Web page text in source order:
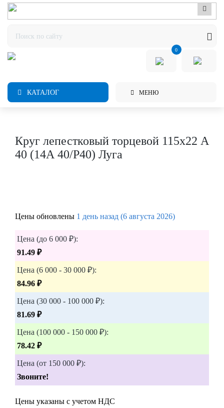
0
КАТАЛОГ МЕНЮ
Круг лепестковый торцевой 115х22 А
40 (14А 40/Р40) Луга
Цены обновлены 1 день назад (6 августа 2026)
Цена (до 6 000 ₽):
91.49 ₽
Цена (6 000 - 30 000 ₽):
84.96 ₽
Цена (30 000 - 100 000 ₽):
81.69 ₽
Цена (100 000 - 150 000 ₽):
78.42 ₽
Цена (от 150 000 ₽):
Звоните!
Цены указаны с учетом НДС